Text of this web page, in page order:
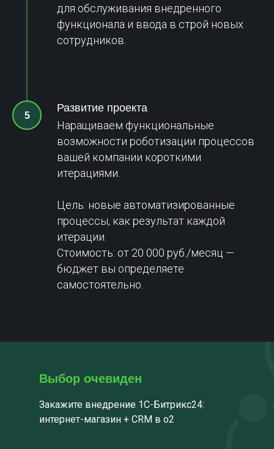
для обслуживания внедренного
функционала и ввода в строй новых
сотрудников.
Развитие проекта
Наращиваем функциональные
возможности роботизации процессов
вашей компании короткими
итерациями.
Цель: новые автоматизированные
процессы, как результат каждой
итерации.
Стоимость: от 20 000 руб./месяц —
бюджет вы определяете
самостоятельно.
Выбор очевиден
Закажите внедрение 1С-Битрикс24:
интернет-магазин + CRM в o2
o2it.ru, интегратор Битрикс24
ИП Башкатов К.Ю.
ИНН: 253813800221, ОГРНИП: 320784700004310
ул. Некрасова, д. 29, лит. А, пом. 1-Н, офис 16-11
Россия, Санкт-Петербург, 195220
Политика конфиденциальности
Блог
Работа в o2
Новости
О компании Кейсы